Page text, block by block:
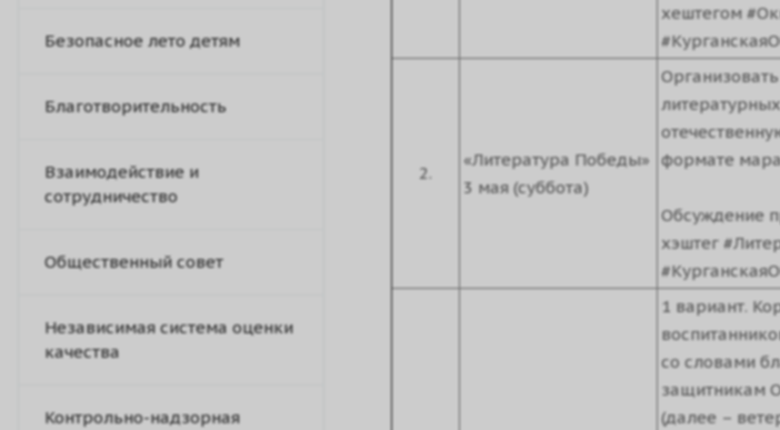
Безопасное лето детям
Благотворительность
Взаимодействие и
сотрудничество
Общественный совет
Независимая система оценки
качества
Контрольно-надзорная
хештегом
2.
«Литература Победы»
3 мая (суббота)
формате
Обсуждение
хэштег
1 вариант.
со словами
защитникам
(далее –